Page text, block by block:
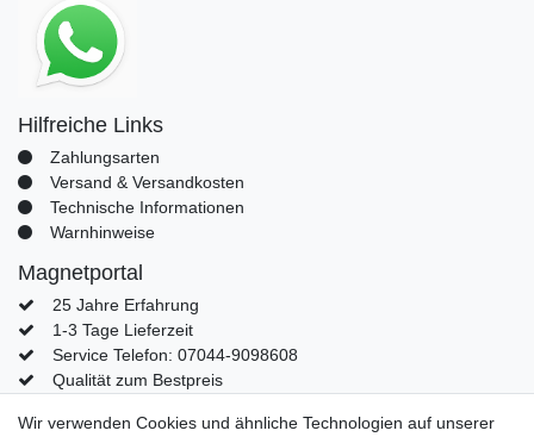
Hilfreiche Links
Zahlungsarten
Versand & Versandkosten
Technische Informationen
Warnhinweise
Magnetportal
25 Jahre Erfahrung
1-3 Tage Lieferzeit
Service Telefon: 07044-9098608
Qualität zum Bestpreis
Mein Konto
Wir verwenden Cookies und ähnliche Technologien auf unserer